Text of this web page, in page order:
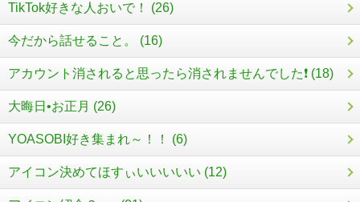
TikTok好きな人おいで！ (26)
今だから話せること。 (16)
アカウント消されると思ったら消されませんでした❗️ (18)
大晦日•お正月 (26)
YOASOBI好き集まれ～！！ (6)
アイコン決めてほすぃいいいいい (12)